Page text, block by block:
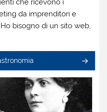
che ricevono i
da imprenditori e
bisogno di un sito web,